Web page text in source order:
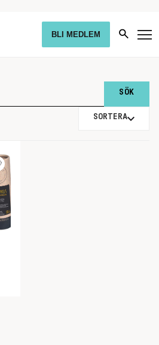
BLI MEDLEM
SORTERA